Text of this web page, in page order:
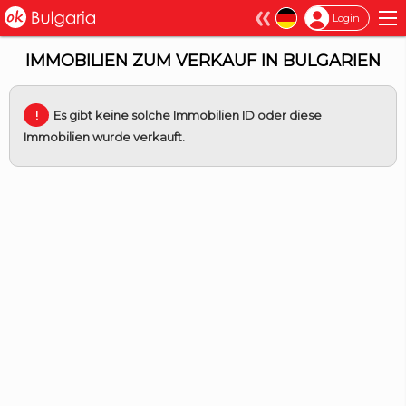
Login ×
IMMOBILIEN ZUM VERKAUF IN BULGARIEN
Es gibt keine solche Immobilien ID oder diese
Immobilien wurde verkauft.